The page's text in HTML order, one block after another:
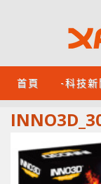
首頁 -科技